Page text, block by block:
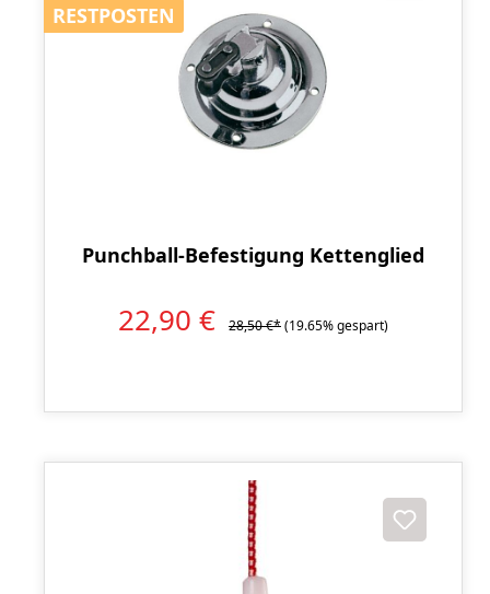
RESTPOSTEN
RESTPOSTEN
Punchball-Befestigung Kettenglied
22,90 € 28,50 €*(19.65% gespart)